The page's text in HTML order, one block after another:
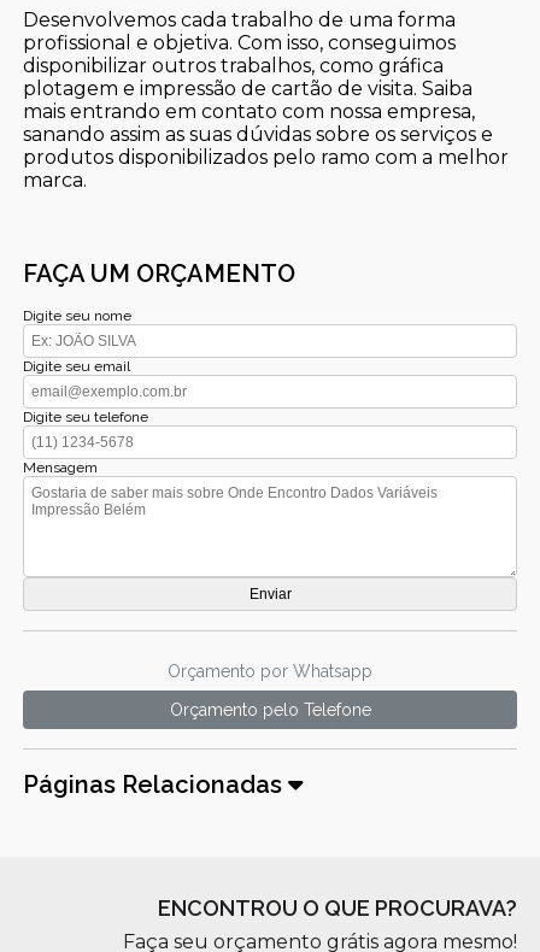
Desenvolvemos cada trabalho de uma forma
profissional e objetiva. Com isso, conseguimos
disponibilizar outros trabalhos, como gráfica
plotagem e impressão de cartão de visita. Saiba
mais entrando em contato com nossa empresa,
sanando assim as suas dúvidas sobre os serviços e
produtos disponibilizados pelo ramo com a melhor
marca.
FAÇA UM ORÇAMENTO
Digite seu nome
Digite seu email
Digite seu telefone
Mensagem
Orçamento por Whatsapp
Orçamento pelo Telefone
Páginas Relacionadas
ENCONTROU O QUE PROCURAVA?
Faça seu orçamento grátis agora mesmo!